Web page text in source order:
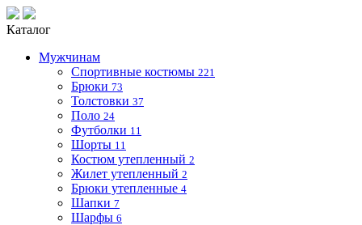
Каталог
Мужчинам
Спортивные костюмы 221
Брюки 73
Толстовки 37
Поло 24
Футболки 11
Шорты 11
Костюм утепленный 2
Жилет утепленный 2
Брюки утепленные 4
Шапки 7
Шарфы 6